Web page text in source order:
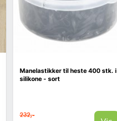
Manelastikker til heste 400 stk. i
silikone - sort
232,-